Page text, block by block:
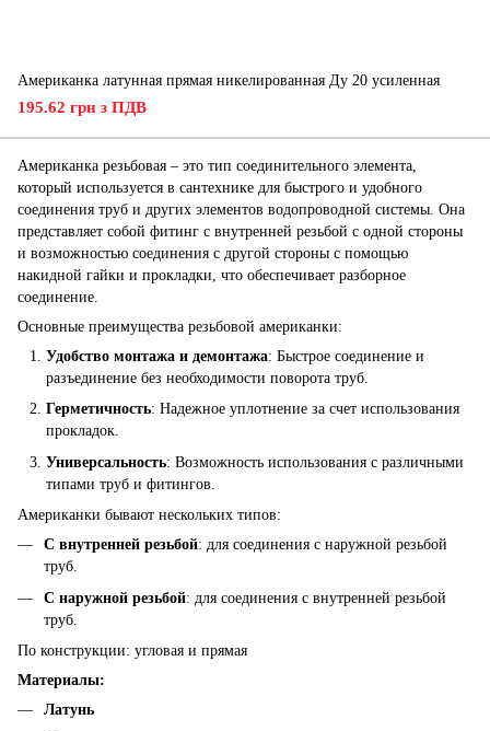
Американка латунная прямая никелированная Ду 20 усиленная
195.62 грн з ПДВ
Американка резьбовая – это тип соединительного элемента,
который используется в сантехнике для быстрого и удобного
соединения труб и других элементов водопроводной системы. Она
представляет собой фитинг с внутренней резьбой с одной стороны
и возможностью соединения с другой стороны с помощью
накидной гайки и прокладки, что обеспечивает разборное
соединение.
Основные преимущества резьбовой американки:
Удобство монтажа и демонтажа: Быстрое соединение и
разъединение без необходимости поворота труб.
Герметичность: Надежное уплотнение за счет использования
прокладок.
Универсальность: Возможность использования с различными
типами труб и фитингов.
Американки бывают нескольких типов:
С внутренней резьбой: для соединения с наружной резьбой
труб.
С наружной резьбой: для соединения с внутренней резьбой
труб.
По конструкции: угловая и прямая
Материалы:
Латунь